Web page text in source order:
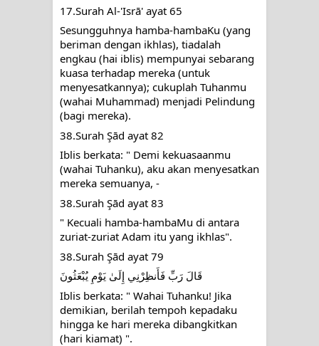
17.Surah Al-'Isrā' ayat 65
Sesungguhnya hamba-hambaKu (yang
beriman dengan ikhlas), tiadalah
engkau (hai iblis) mempunyai sebarang
kuasa terhadap mereka (untuk
menyesatkannya); cukuplah Tuhanmu
(wahai Muhammad) menjadi Pelindung
(bagi mereka).
38.Surah Şād ayat 82
Iblis berkata: " Demi kekuasaanmu
(wahai Tuhanku), aku akan menyesatkan
mereka semuanya, -
38.Surah Şād ayat 83
" Kecuali hamba-hambaMu di antara
zuriat-zuriat Adam itu yang ikhlas".
38.Surah Şād ayat 79
‎قَالَ رَبِّ فَأَنظِرْنِي إِلَىٰ يَوْمِ يُبْعَثُونَ
Iblis berkata: " Wahai Tuhanku! Jika
demikian, berilah tempoh kepadaku
hingga ke hari mereka dibangkitkan
(hari kiamat) ".